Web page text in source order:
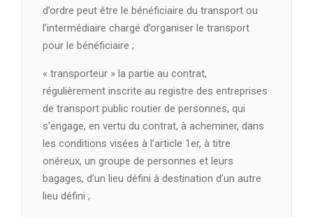
d’ordre peut être le bénéficiaire du transport ou
l’intermédiaire chargé d’organiser le transport
pour le bénéficiaire ;
« transporteur » la partie au contrat,
régulièrement inscrite au registre des entreprises
de transport public routier de personnes, qui
s’engage, en vertu du contrat, à acheminer, dans
les conditions visées à l’article 1er, à titre
onéreux, un groupe de personnes et leurs
bagages, d’un lieu défini à destination d’un autre
lieu défini ;